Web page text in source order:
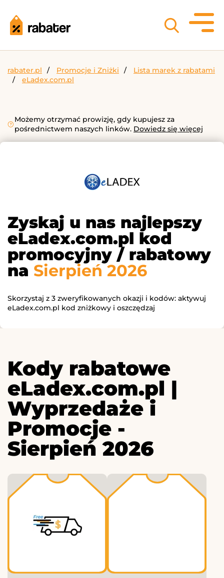
rabater.pl Promocje i Zniżki
Lista marek z rabatami
eLadex.com.pl
Możemy otrzymać prowizję, gdy kupujesz za
pośrednictwem naszych linków. Dowiedz się więcej
Zyskaj u nas najlepszy
eLadex.com.pl kod
promocyjny / rabatowy
na Sierpień 2026
Skorzystaj z 3 zweryfikowanych okazji i kodów: aktywuj
eLadex.com.pl kod zniżkowy i oszczędzaj
Kody rabatowe
eLadex.com.pl |
Wyprzedaże i
Promocje -
Sierpień 2026